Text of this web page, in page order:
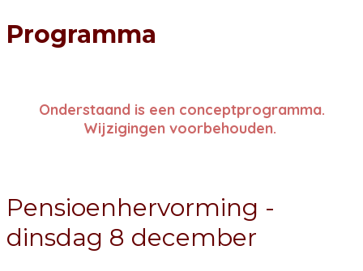
Programma
Onderstaand is een conceptprogramma.
Wijzigingen voorbehouden.
Pensioenhervorming -
dinsdag 8 december